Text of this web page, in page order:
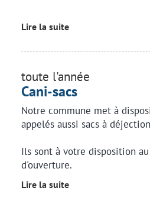
Lire la suite
toute l'année
Cani-sacs
Notre commune met à
appelés aussi sacs à
Ils sont à votre disposition
d'ouverture.
Lire la suite